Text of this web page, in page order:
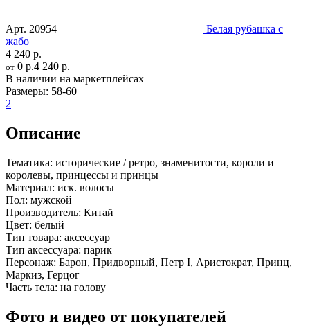
Арт. 20954
Белая рубашка с
жабо
4 240 р.
от 0 р.4 240 р.
В наличии на маркетплейсах
Размеры: 58-60
2
Описание
Тематика: исторические / ретро, знаменитости, короли и
королевы, принцессы и принцы
Материал: иск. волосы
Пол: мужской
Производитель: Китай
Цвет: белый
Тип товара: аксессуар
Тип аксессуара: парик
Персонаж: Барон, Придворный, Петр I, Аристократ, Принц,
Маркиз, Герцог
Часть тела: на голову
Фото и видео от покупателей